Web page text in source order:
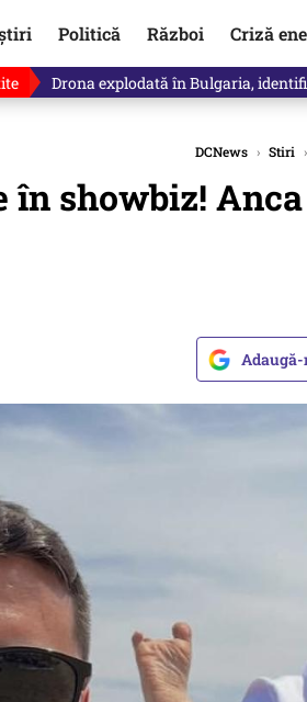
Politică Război Criză
Drona explodată în Bulgaria,
DCNews › Stiri ›
în showbiz!
Adaugă-